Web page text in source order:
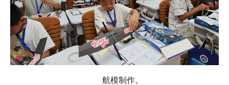
航模制作。